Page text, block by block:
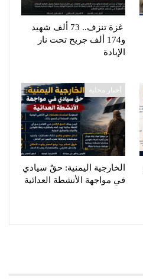
غزة تنزف.. 73 ألف شهيد
و174 ألف جريح تحت نار
الإبادة
أخبار محلية
الخارجية اليمنية: حقٌ سيادي
في مواجهة الأنشطة العدائية